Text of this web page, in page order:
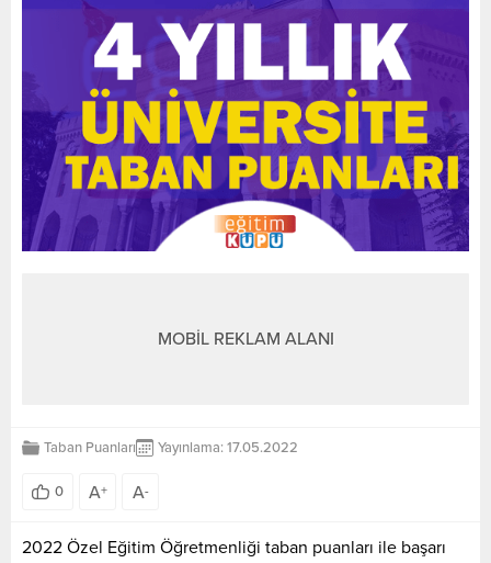
MOBİL REKLAM ALANI
Taban Puanları Yayınlama: 17.05.2022
0 A+ A-
2022 Özel Eğitim Öğretmenliği taban puanları ile başarı